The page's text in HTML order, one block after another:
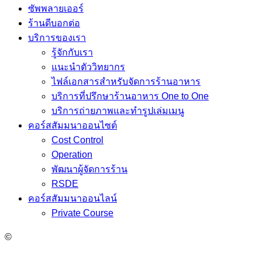
ซัพพลายเออร์
ร้านดีบอกต่อ
บริการของเรา
รู้จักกับเรา
แนะนำตัววิทยากร
ไฟล์เอกสารสำหรับจัดการร้านอาหาร
บริการที่ปรึกษาร้านอาหาร One to One
บริการถ่ายภาพและทำรูปเล่มเมนู
คอร์สสัมมนาออนไซต์
Cost Control
Operation
พัฒนาผู้จัดการร้าน
RSDE
คอร์สสัมมนาออนไลน์
Private Course
©